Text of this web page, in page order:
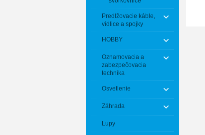
Predlžovacie káble,
vidlice a spojky
HOBBY
Oznamovacia a
zabezpečovacia
technika
Osvetlenie
Záhrada
Lupy